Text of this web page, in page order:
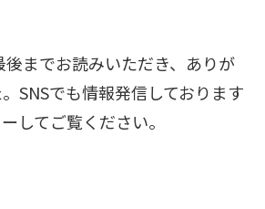
後までお読みいただき、ありが
SNSでも情報発信しております
してご覧ください。